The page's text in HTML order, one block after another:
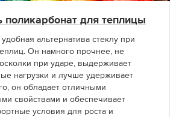
поликарбонат для теплицы
удобная альтернатива стеклу при
Он намного прочнее, не
при ударе, выдерживает
нагрузки и лучше удерживает
он обладает отличными
свойствами и обеспечивает
условия для роста и